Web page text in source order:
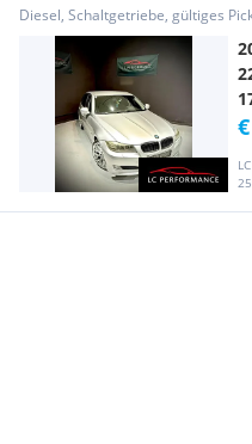
Diesel, Schaltgetriebe, gültiges